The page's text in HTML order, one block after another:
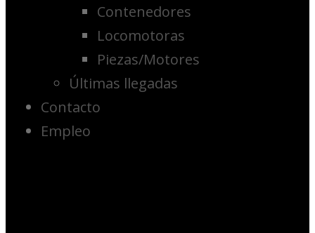
Contenedores
Locomotoras
Piezas/Motores
Últimas llegadas
Contacto
Empleo